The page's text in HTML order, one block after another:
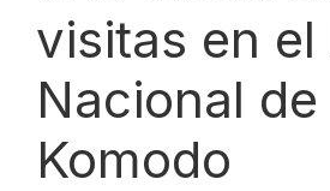
visitas en el
Nacional de
Komodo